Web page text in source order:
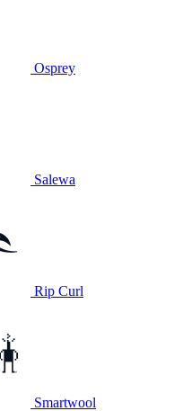
Osprey
Salewa
Rip Curl
Smartwool